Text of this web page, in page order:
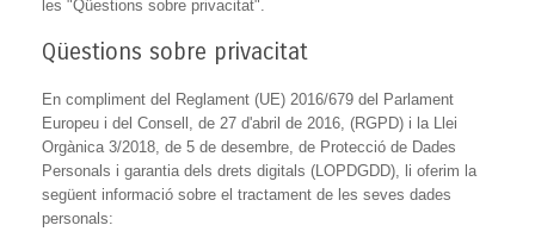
les "Qüestions sobre privacitat".
Qüestions sobre privacitat
En compliment del Reglament (UE) 2016/679 del Parlament
Europeu i del Consell, de 27 d'abril de 2016, (RGPD) i la Llei
Orgànica 3/2018, de 5 de desembre, de Protecció de Dades
Personals i garantia dels drets digitals (LOPDGDD), li oferim la
següent informació sobre el tractament de les seves dades
personals: